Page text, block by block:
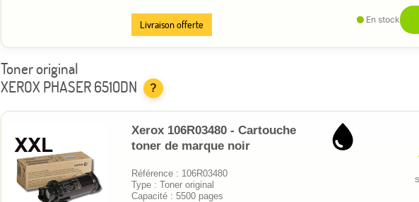
Livraison offerte En stock
Toner original
XEROX PHASER 6510DN
?
Xerox 106R03480 - Cartouche
toner de marque noir
Référence : 106R03480
Type : Toner original
Capacité : 5500 pages